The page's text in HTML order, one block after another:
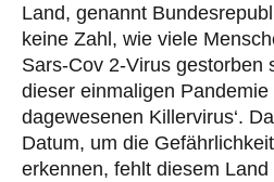
Land, genannt
keine Zahl, wie viele
Sars-Cov 2-Virus gestorben
dieser einmaligen Pandemie
dagewesenen Killervirus‘.
Datum, um die
erkennen, fehlt diesem